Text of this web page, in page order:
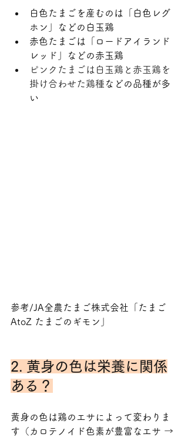
白色たまごを産むのは「白色レグ
ホン」などの白玉鶏
赤色たまごは「ロードアイランド
レッド」などの赤玉鶏
ピンクたまごは白玉鶏と赤玉鶏を
掛け合わせた鶏種 などの品種が多
い
参考/JA全農たまご株式会社「たまご
AtoZ たまごのギモン」
2. 黄身の色は栄養に関係
ある？
黄身の色は鶏のエサによって変わりま
す（カロテノイド色素が豊富なエサ →